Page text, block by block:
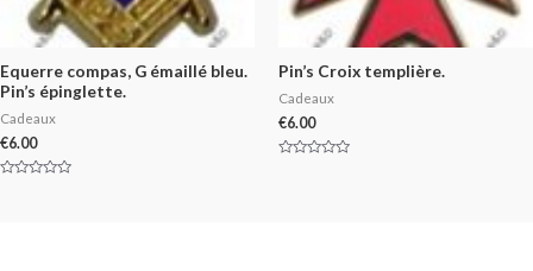
Equerre compas, G émaillé bleu.
Pin’s épinglette.
Cadeaux
€6.00
Pin’s Croix templière.
Cadeaux
€6.00